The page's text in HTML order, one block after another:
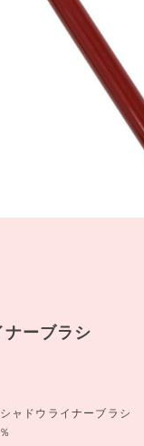
ナーブラシ
ャドウライナーブラシ